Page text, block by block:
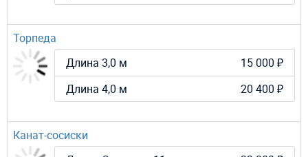
Торпеда
Длина 3,0 м
15 000 ₽
Длина 4,0 м
20 400 ₽
Канат-сосиски